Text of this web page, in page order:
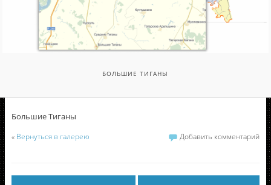
БОЛЬШИЕ ТИГАНЫ
Большие Тиганы
« Вернуться в галерею Добавить комментарий